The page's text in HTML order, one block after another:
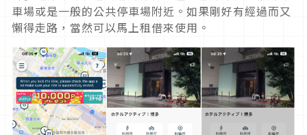
車場或是一般的公共停車場附近。如果剛好有經過而又
懶得走路，當然可以馬上租借來使用。